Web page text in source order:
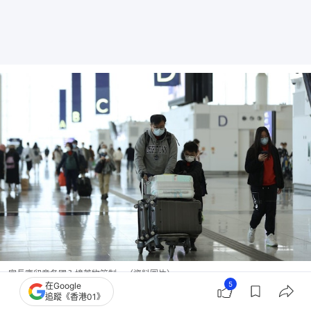
家長應留意各國入境藥物管制。（資料圖片）
在Google
追蹤《香港01》
5